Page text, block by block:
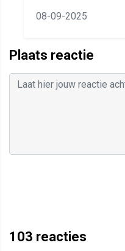
08-09-2025
Plaats reactie
103 reacties